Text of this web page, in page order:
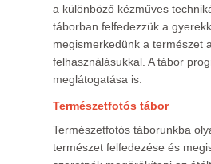
a különböző kézműves
táborban felfedezzük a
megismerkedünk a természet
felhasználásukkal. A tábor
meglátogatása is.
Természetfotós tábor
Természetfotós táborunkba
természet felfedezése és